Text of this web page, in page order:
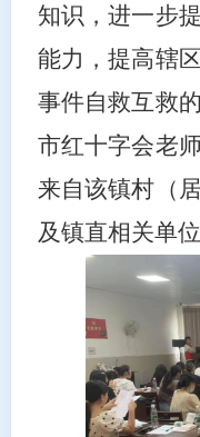
知识，进一步
能力，提高辖
事件自救互救
市红十字会老
来自该镇村（
及镇直相关单